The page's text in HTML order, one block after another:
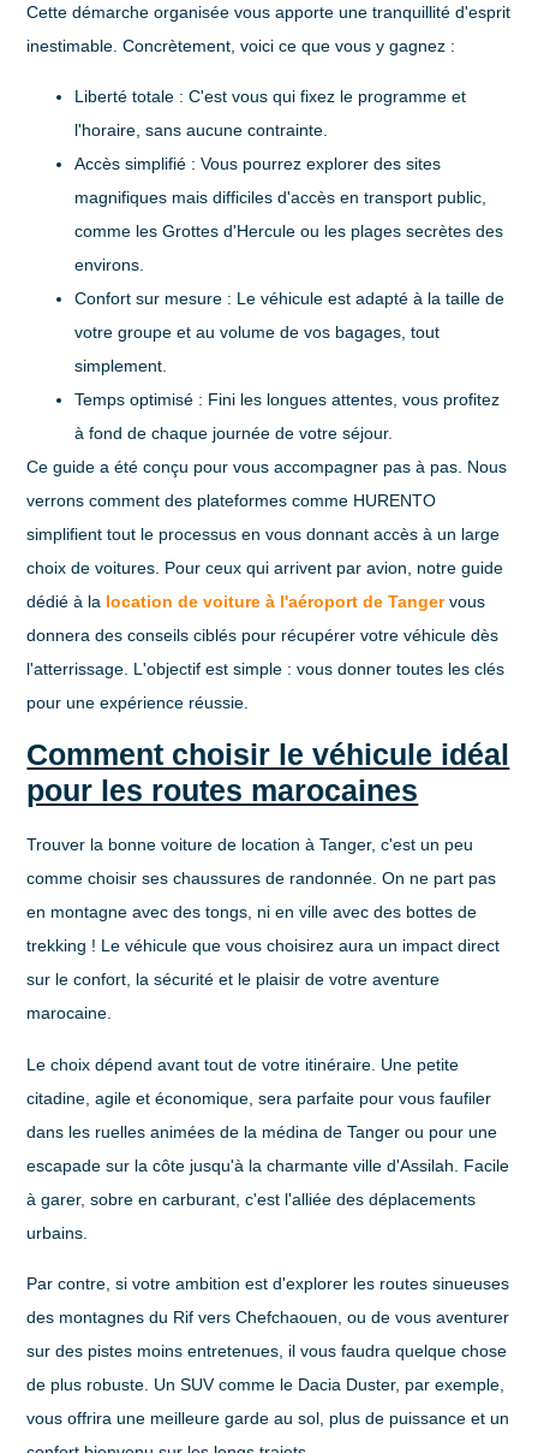
Cette démarche organisée vous apporte une tranquillité d'esprit
inestimable. Concrètement, voici ce que vous y gagnez :
Liberté totale : C'est vous qui fixez le programme et
l'horaire, sans aucune contrainte.
Accès simplifié : Vous pourrez explorer des sites
magnifiques mais difficiles d'accès en transport public,
comme les Grottes d'Hercule ou les plages secrètes des
environs.
Confort sur mesure : Le véhicule est adapté à la taille de
votre groupe et au volume de vos bagages, tout
simplement.
Temps optimisé : Fini les longues attentes, vous profitez
à fond de chaque journée de votre séjour.
Ce guide a été conçu pour vous accompagner pas à pas. Nous
verrons comment des plateformes comme HURENTO
simplifient tout le processus en vous donnant accès à un large
choix de voitures. Pour ceux qui arrivent par avion, notre guide
dédié à la location de voiture à l'aéroport de Tangervous
donnera des conseils ciblés pour récupérer votre véhicule dès
l'atterrissage. L'objectif est simple : vous donner toutes les clés
pour une expérience réussie.
Comment choisir le véhicule idéal
pour les routes marocaines
Trouver la bonne voiture de location à Tanger, c'est un peu
comme choisir ses chaussures de randonnée. On ne part pas
en montagne avec des tongs, ni en ville avec des bottes de
trekking ! Le véhicule que vous choisirez aura un impact direct
sur le confort, la sécurité et le plaisir de votre aventure
marocaine.
Le choix dépend avant tout de votre itinéraire. Une petite
citadine, agile et économique, sera parfaite pour vous faufiler
dans les ruelles animées de la médina de Tanger ou pour une
escapade sur la côte jusqu'à la charmante ville d'Assilah. Facile
à garer, sobre en carburant, c'est l'alliée des déplacements
urbains.
Par contre, si votre ambition est d'explorer les routes sinueuses
des montagnes du Rif vers Chefchaouen, ou de vous aventurer
sur des pistes moins entretenues, il vous faudra quelque chose
de plus robuste. Un SUV comme le Dacia Duster, par exemple,
vous offrira une meilleure garde au sol, plus de puissance et un